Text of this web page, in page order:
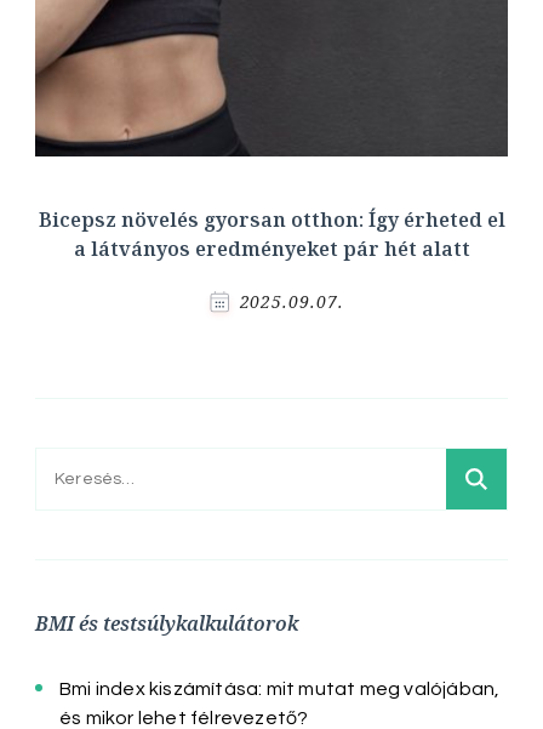
Bicepsz növelés gyorsan otthon: Így érheted el
a látványos eredményeket pár hét alatt
2025.09.07.
Keresés:
BMI és testsúlykalkulátorok
Bmi index kiszámítása: mit mutat meg valójában,
és mikor lehet félrevezető?